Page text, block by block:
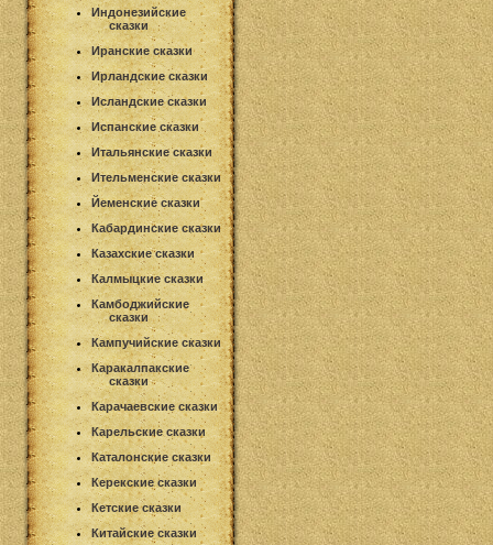
Индонезийские
сказки
Иранские сказки
Ирландские сказки
Исландские сказки
Испанские сказки
Итальянские сказки
Ительменские сказки
Йеменские сказки
Кабардинские сказки
Казахские сказки
Калмыцкие сказки
Камбоджийские
сказки
Кампучийские сказки
Каракалпакские
сказки
Карачаевские сказки
Карельские сказки
Каталонские сказки
Керекские сказки
Кетские сказки
Китайские сказки